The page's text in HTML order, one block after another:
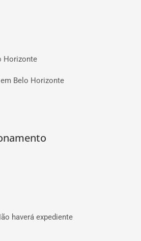
Horizonte
Belo Horizonte
haverá expediente